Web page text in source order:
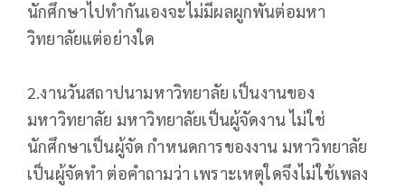
นักศึกษาไปทำกันเองจะไม่มีผลผูกพันต่อมหา
วิทยาลัยแต่อย่างใด
2.งานวันสถาปนามหาวิทยาลัย เป็นงานของ
มหาวิทยาลัย มหาวิทยาลัยเป็นผู้จัดงาน ไม่ใช่
นักศึกษาเป็นผู้จัด กำหนดการของงาน มหาวิทยาลัย
เป็นผู้จัดทำ ต่อคำถามว่า เพราะเหตุใดจึงไม่ใช้เพลง